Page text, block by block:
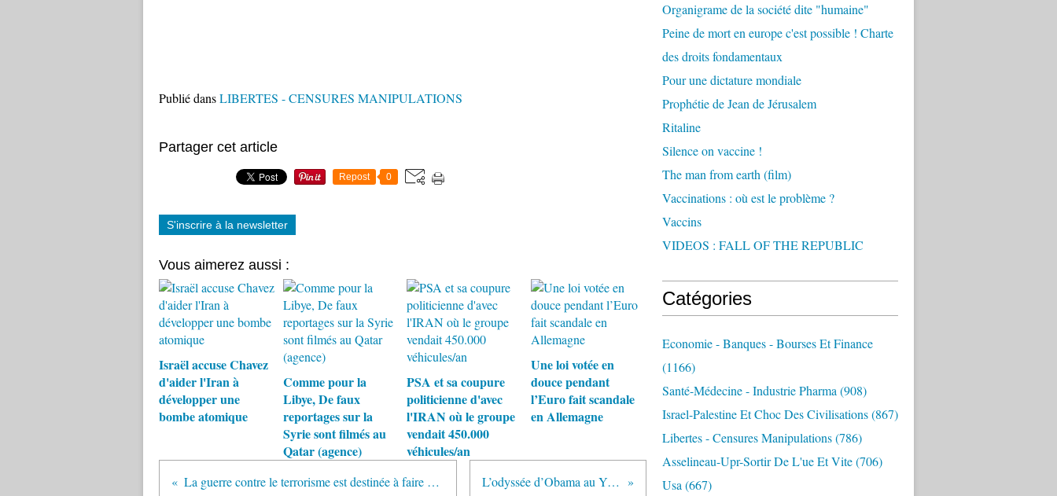
Publié dansLIBERTES - CENSURES MANIPULATIONS
Partager cet article
Repost 0
S'inscrire à la newsletter
Vous aimerez aussi :
Israël accuse Chavez
d'aider l'Iran à
développer une
bombe atomique
Comme pour la
Libye, De faux
reportages sur la
Syrie sont filmés au
Qatar (agence)
PSA et sa coupure
politicienne d'avec
l'IRAN où le groupe
vendait 450.000
véhicules/an
Une loi votée en
douce pendant
l’Euro fait scandale
en Allemagne
La guerre contre le terrorisme est destinée à faire peur aux gens, pas à les protéger L’odyssée d’Obama au Yémen vise la Chine
Organigrame de la société dite "humaine"
Peine de mort en europe c'est possible ! Charte
des droits fondamentaux
Pour une dictature mondiale
Prophétie de Jean de Jérusalem
Ritaline
Silence on vaccine !
The man from earth (film)
Vaccinations : où est le problème ?
Vaccins
VIDEOS : FALL OF THE REPUBLIC
Catégories
Economie - Banques - Bourses Et Finance
(1166)
Santé-Médecine - Industrie Pharma (908)
Israel-Palestine Et Choc Des Civilisations(867)
Libertes - Censures Manipulations(786)
Asselineau-Upr-Sortir De L'ue Et Vite(706)
Usa (667)